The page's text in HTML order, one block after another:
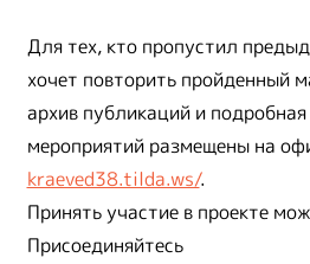
Для тех, кто пропустил
хочет повторить пройденный
архив публикаций и
мероприятий размещены на
kraeved38.tilda.ws/.
Принять участие в проекте
Присоединяйтесь